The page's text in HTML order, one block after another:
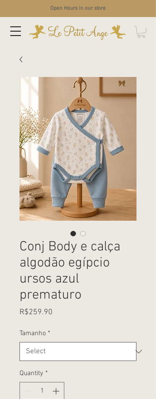
Open Hours in our store
Le Petit Ange
Conj Body e calça
algodão egípcio
ursos azul
prematuro
R$259.90
Tamanho *
Quantity *